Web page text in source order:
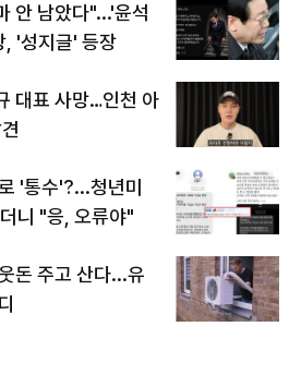
안 남았다"...'윤석
, '성지글' 등장
대표 사망…인천 아
'통수'?...청년미
니 "응, 오류야"
돈 주고 산다...유